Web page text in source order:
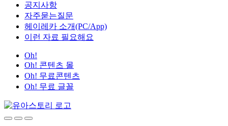
공지사항
자주묻는질문
헤이레카 소개(PC/App)
이런 자료 필요해요
Oh!
Oh! 콘텐츠 몰
Oh! 무료콘텐츠
Oh! 무료 글꼴